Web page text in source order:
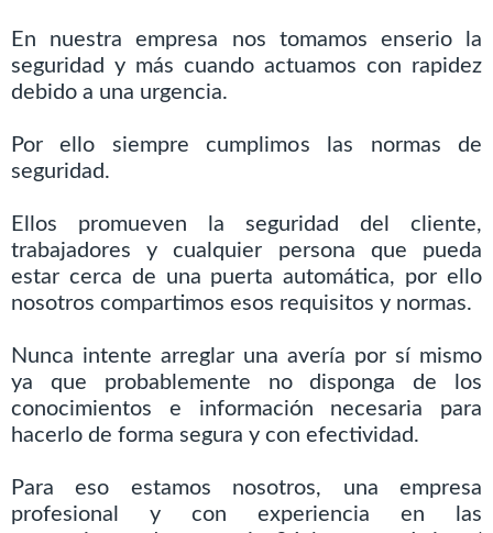
En nuestra empresa nos tomamos enserio la
seguridad y más cuando actuamos con rapidez
debido a una urgencia.
Por ello siempre cumplimos las normas de
seguridad.
Ellos promueven la seguridad del cliente,
trabajadores y cualquier persona que pueda
estar cerca de una puerta automática, por ello
nosotros compartimos esos requisitos y normas.
Nunca intente arreglar una avería por sí mismo
ya que probablemente no disponga de los
conocimientos e información necesaria para
hacerlo de forma segura y con efectividad.
Para eso estamos nosotros, una empresa
profesional y con experiencia en las